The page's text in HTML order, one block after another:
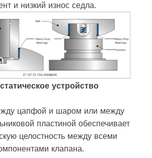
и низкий износ седла.
устройство
цапфой и шаром или между
пластиной обеспечивает
целостность между всеми
клапана.